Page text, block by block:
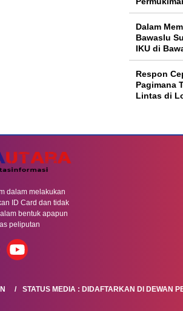
Dalam
Bawaslu
IKU di
Respon
Pagimana
Lintas di
dalam melakukan
ID Card dan tidak
bentuk apapun
peliputan
STATUS MEDIA : DIDAFTARKAN DI DEWAN